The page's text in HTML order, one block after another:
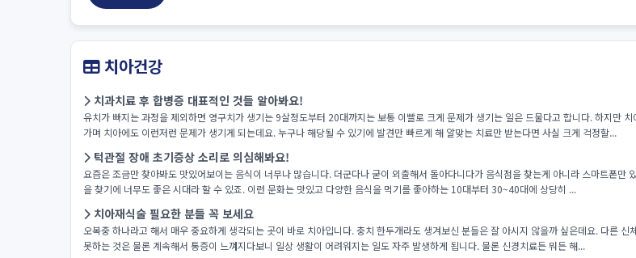
치아건강
치과치료 후 합병증 대표적인 것들 알아봐요!
유치가 빠지는 과정을 제외하면 영구치가 생기는 9살정도부터 20대까지는 보통 이빨로 크게 문제가 생기는 일은 드물다고 합니다. 하지만
가며 치아에도 이런저런 문제가 생기게 되는데요. 누구나 해당될 수 있기에 발견만 빠르게 해 알맞는 치료만 받는다면 사실 크게 걱정할...
턱관절 장애 초기증상 소리로 의심해봐요!
요즘은 조금만 찾아봐도 맛있어보이는 음식이 너무나 많습니다. 더군다나 굳이 외출해서 돌아다니다가 음식점을 찾는게 아니라 스마트폰
을 찾기에 너무도 좋은 시대라 할 수 있죠. 이런 문화는 맛있고 다양한 음식을 먹기를 좋아하는 10대부터 30~40대에 상당히 ...
치아재식술 필요한 분들 꼭 보세요
오복중 하나라고 해서 매우 중요하게 생각되는 곳이 바로 치아입니다. 충치 한두개라도 생겨보신 분들은 잘 아시지 않을까 싶은데요. 다른
못하는 것은 물론 계속해서 통증이 느껴지다보니 일상 생활이 어려워지는 일도 자주 발생하게 됩니다. 물론 신경치료든 뭐든 해...